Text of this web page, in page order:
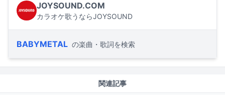
JOYSOUND.COM
カラオケ歌うならJOYSOUND
BABYMETAL の楽曲・歌詞を検索
関連記事